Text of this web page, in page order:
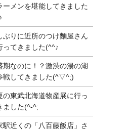
ーメンを堪能してきました
ぶりに近所のつけ麵屋さん
ってきました(^^♪
期なのに！？激渋の湯の湖
戦してきました(^▽^;)
の東武北海道物産展に行っ
ました(^-^;
駅近くの「八百藤飯店」さ